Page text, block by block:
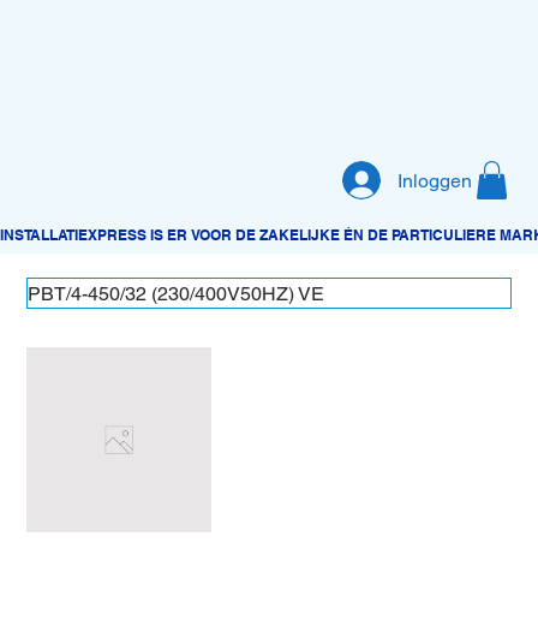
Inloggen
PBT/4-450/32 (230/400V50HZ) VE